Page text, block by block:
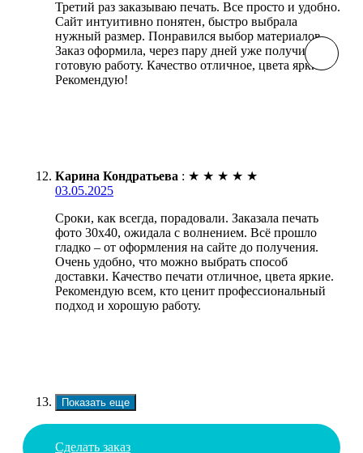
Третий раз заказываю печать. Все просто и удобно.
Сайт интуитивно понятен, быстро выбрала
нужный размер. Понравился выбор материалов.
Заказ оформила, через пару дней уже получила
готовую работу. Качество отличное, цвета яркие.
Рекомендую!
Карина Кондратьева : ★ ★ ★ ★ ★
03.05.2025
Сроки, как всегда, порадовали. Заказала печать
фото 30х40, ожидала с волнением. Всё прошло
гладко – от оформления на сайте до получения.
Очень удобно, что можно выбрать способ
доставки. Качество печати отличное, цвета яркие.
Рекомендую всем, кто ценит профессиональный
подход и хорошую работу.
Показать еще
Сделать заказ